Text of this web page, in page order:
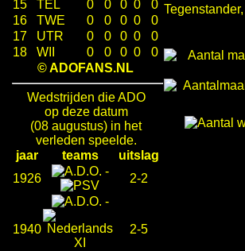
15
TEL 0 0 0 0
0
16
TWE 0 0 0 0
0
17
UTR 0 0 0 0
0
18
WII 0 0 0 0
0
© ADOFANS.NL
Wedstrijden die ADO
op deze datum
(08 augustus) in het
verleden speelde.
jaar
teams
uitslag
1926
-
2-2
1940
-
2-5
Tegenstander,